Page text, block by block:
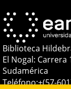
Biblioteca
El Nogal: Carrera
Sudamérica
Teléfono:+(57-